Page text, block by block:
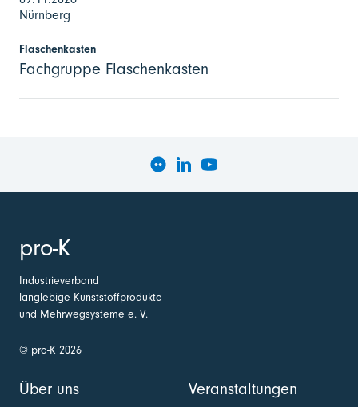
Nürnberg
Flaschenkasten
Fachgruppe Flaschenkasten
pro-K
Industrieverband
langlebige Kunststoffprodukte
und Mehrwegsysteme e. V.
© pro-K 2026
Über uns Veranstaltungen